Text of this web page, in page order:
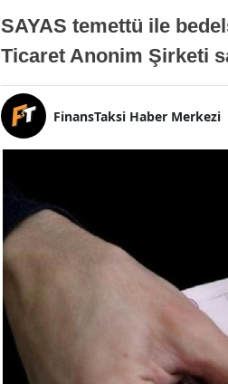
SAYAS temettü ile
Ticaret Anonim Şirketi
FinansTaksi Haber Merkezi